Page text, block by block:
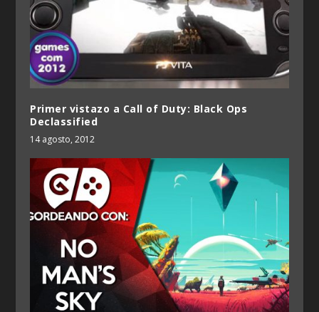
Primer vistazo a Call of Duty: Black Ops
Declassified
14 agosto, 2012